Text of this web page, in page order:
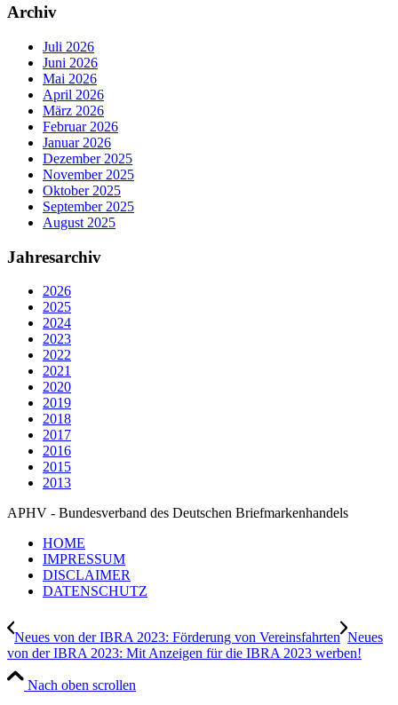
Archiv
Juli 2026
Juni 2026
Mai 2026
April 2026
März 2026
Februar 2026
Januar 2026
Dezember 2025
November 2025
Oktober 2025
September 2025
August 2025
Jahresarchiv
2026
2025
2024
2023
2022
2021
2020
2019
2018
2017
2016
2015
2013
APHV - Bundesverband des Deutschen Briefmarkenhandels
HOME
IMPRESSUM
DISCLAIMER
DATENSCHUTZ
Neues von der IBRA 2023: Förderung von Vereinsfahrten Neues
von der IBRA 2023: Mit Anzeigen für die IBRA 2023 werben!
Nach oben scrollen